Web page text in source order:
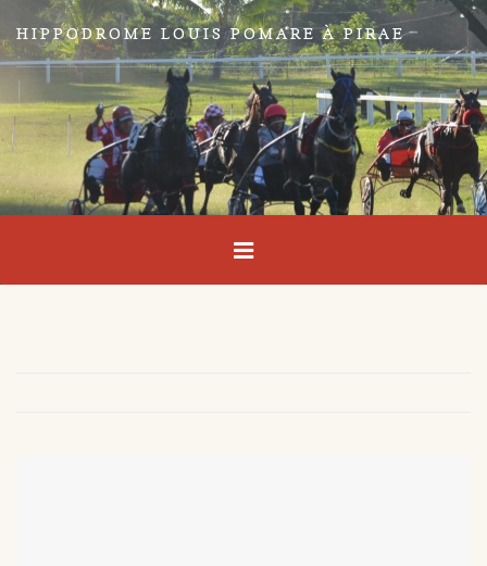
HIPPODROME LOUIS POMARE À PIRAE